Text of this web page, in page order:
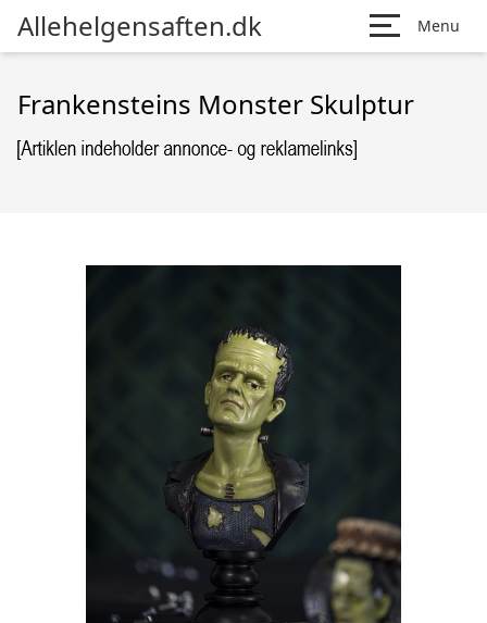
Allehelgensaften.dk Menu
Frankensteins Monster Skulptur